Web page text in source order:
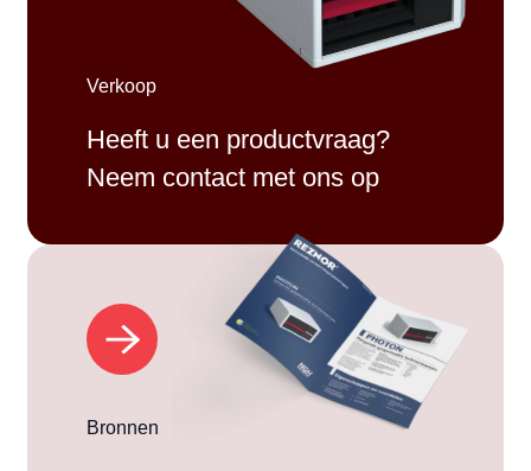
Verkoop
Heeft u een productvraag?
Neem contact met ons op
Bronnen